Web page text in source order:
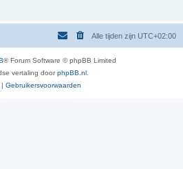
Alle tijden zijn UTC+02:00
® Forum Software © phpBB Limited
vertaling doorphpBB.nl.
| Gebruikersvoorwaarden